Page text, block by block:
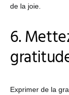
de la joie.
6.
Exprimer de la